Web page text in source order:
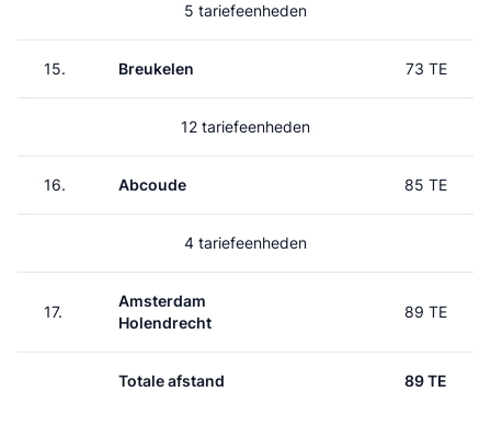
5 tariefeenheden
15. Breukelen 73 TE
12 tariefeenheden
16. Abcoude 85 TE
4 tariefeenheden
17.
Amsterdam
Holendrecht
89 TE
Totale afstand 89 TE